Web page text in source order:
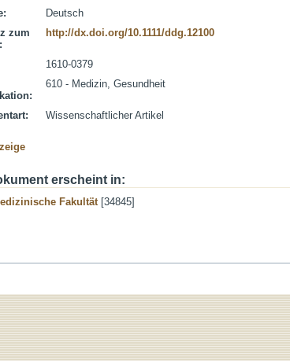
Deutsch
zum
http://dx.doi.org/10.1111/ddg.12100
1610-0379
610 - Medizin, Gesundheit
Wissenschaftlicher Artikel
erscheint in:
Fakultät[34845]